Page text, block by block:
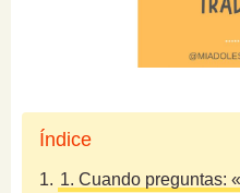
Índice
1. 1. Cuando preguntas: